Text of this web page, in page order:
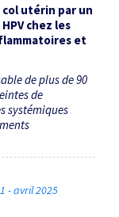
utérin par un
chez les
et
de plus de 90
de
systémiques
- avril 2025